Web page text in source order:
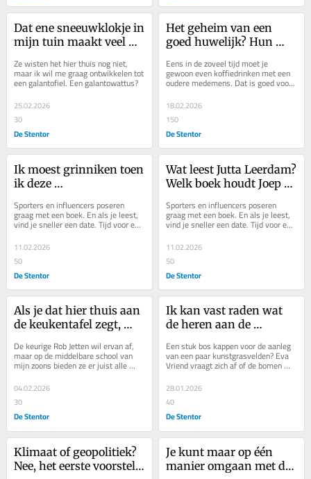
Dat ene sneeuwklokje in
mijn tuin maakt veel
verwachtte
Ze wisten het hier thuis nog niet,
maar ik wil me graag ontwikkelen tot
een galantofiel. Een galantowattus?
25.02.2026
30
De Stentor
Het geheim van een
goed huwelijk? Hun
simpel
Eens in de zoveel tijd moet je
gewoon even koffiedrinken met een
oudere medemens. Dat is goed voor
je humeur. En je krijgt een levensles
cadeau.
18.02.2026
150
De Stentor
Ik moest grinniken toen
ik deze
hoorde
Sporters en influencers poseren
graag met een boek. En als je leest,
vind je sneller een date. Tijd voor een
hartveroverende leestip voor...
11.02.2026
50
De Stentor
Wat leest Jutta Leerdam?
Welk boek houdt Joep
Sporters en influencers poseren
graag met een boek. En als je leest,
vind je sneller een date. Tijd voor een
hartveroverende leestip voor...
11.02.2026
50
De Stentor
Als je dat hier thuis aan
de keukentafel zegt,
De keurige Rob Jetten wil ervan af,
maar op de middelbare school van
mijn zoons bieden ze er juist alle
ruimte voor: een lekker potje zeiken.
04.02.2026
30
De Stentor
Ik kan vast raden wat
de heren aan de
voetbalkantine tegen
me gaan zeggen
Een stuk bos kappen voor de aanleg
van een paar kunstgrasvelden? Eva
Vriend vraagt zich af of de bomen
daar zelf een mening over hebben.
28.01.2026
40
De Stentor
Klimaat of geopolitiek?
Nee, het eerste voorstel
Je kunt maar op één
manier omgaan met dat